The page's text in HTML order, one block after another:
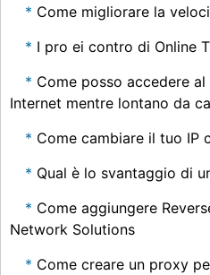
Come migliorare la
I pro ei contro di Online
Come posso accedere
Internet mentre lontano da
Come cambiare il tuo IP
Qual è lo svantaggio di
Come aggiungere
Network Solutions
Come creare un proxy